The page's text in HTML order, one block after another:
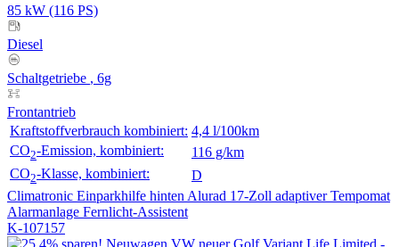
85 kW (116 PS)
Diesel
Schaltgetriebe , 6g
Frontantrieb
Kraftstoffverbrauch kombiniert: 4,4 l/100km
CO2-Emission, kombiniert:
116 g/km
CO2-Klasse, kombiniert:
D
Climatronic Einparkhilfe hinten Alurad 17-Zoll adaptiver Tempomat
Alarmanlage Fernlicht-Assistent
K-107157